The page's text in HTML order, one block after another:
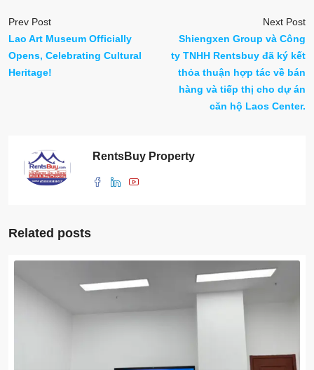
Prev Post
Lao Art Museum Officially
Opens, Celebrating Cultural
Heritage!
Next Post
Shiengxen Group và Công
ty TNHH Rentsbuy đã ký kết
thỏa thuận hợp tác về bán
hàng và tiếp thị cho dự án
căn hộ Laos Center.
RentsBuy Property
Related posts